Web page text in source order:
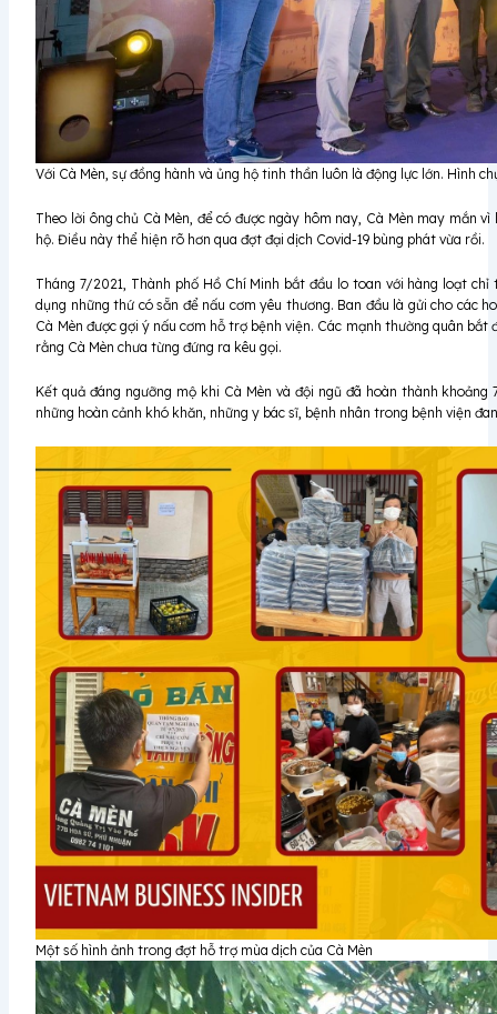
Với Cà Mèn, sự đồng hành và ủng hộ tinh thần luôn là động lực lớn. Hình
Theo lời ông chủ Cà Mèn, để có được ngày hôm nay, Cà Mèn may mắn
hộ. Điều này thể hiện rõ hơn qua đợt đại dịch Covid-19 bùng phát vừa rồi.
Tháng 7/2021, Thành phố Hồ Chí Minh bắt đầu lo toan với hàng loạt
dụng những thứ có sẵn để nấu cơm yêu thương. Ban đầu là gửi cho các
Cà Mèn được gợi ý nấu cơm hỗ trợ bệnh viện. Các mạnh thường quân
rằng Cà Mèn chưa từng đứng ra kêu gọi.
Kết quả đáng ngưỡng mộ khi Cà Mèn và đội ngũ đã hoàn thành
những hoàn cảnh khó khăn, những y bác sĩ, bệnh nhân trong bệnh viện
Một số hình ảnh trong đợt hỗ trợ mùa dịch của Cà Mèn